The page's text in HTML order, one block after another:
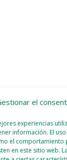
el
experiencias
información. El
el comportamiento
en este sitio web.